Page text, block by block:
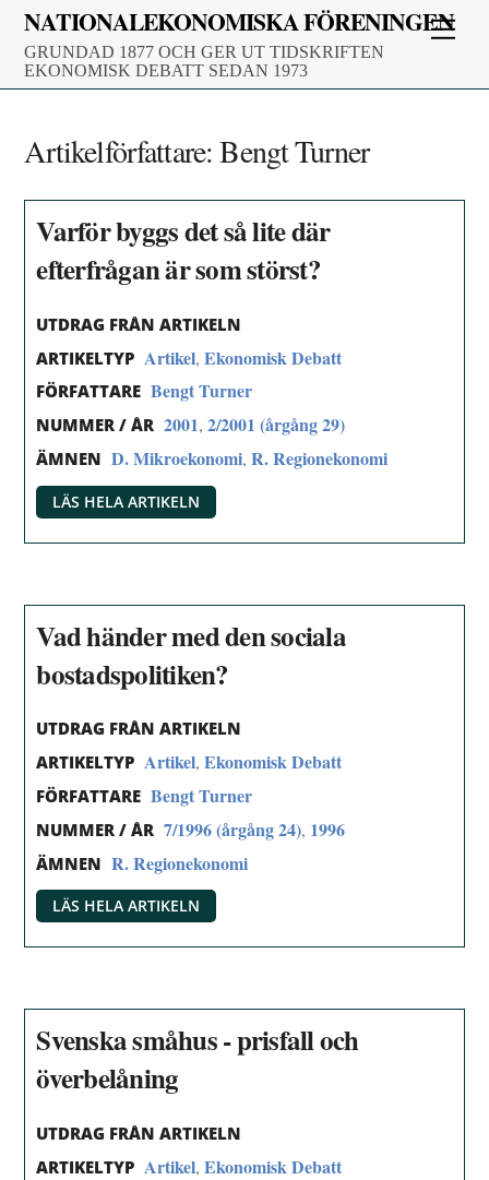
Skip
content
NATIONALEKONOMISKA FÖRENINGEN
GRUNDAD 1877 OCH GER UT TIDSKRIFTEN
EKONOMISK DEBATT SEDAN 1973
Artikelförfattare:Bengt Turner
Varför byggs det så lite där
efterfrågan är som störst?
UTDRAG FRÅN ARTIKELN
ARTIKELTYP Artikel,Ekonomisk Debatt
FÖRFATTARE Bengt Turner
NUMMER / ÅR 2001,2/2001 (årgång 29)
ÄMNEN D. Mikroekonomi,R. Regionekonomi
LÄS HELA ARTIKELN
Vad händer med den sociala
bostadspolitiken?
UTDRAG FRÅN ARTIKELN
ARTIKELTYP Artikel,Ekonomisk Debatt
FÖRFATTARE Bengt Turner
NUMMER / ÅR 7/1996 (årgång 24), 1996
ÄMNEN R. Regionekonomi
LÄS HELA ARTIKELN
Svenska småhus - prisfall och
överbelåning
UTDRAG FRÅN ARTIKELN
ARTIKELTYP Artikel,Ekonomisk Debatt